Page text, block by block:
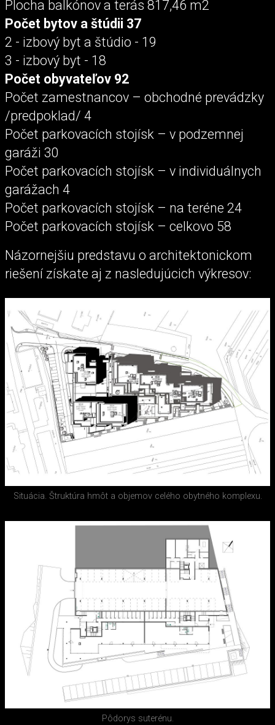
Plocha balkónov a terás 817,46 m2
Počet bytov a štúdii 37
2 - izbový byt a štúdio - 19
3 - izbový byt - 18
Počet obyvateľov 92
Počet zamestnancov – obchodné prevádzky
/predpoklad/ 4
Počet parkovacích stojísk – v podzemnej
garáži 30
Počet parkovacích stojísk – v individuálnych
garážach 4
Počet parkovacích stojísk – na teréne 24
Počet parkovacích stojísk – celkovo 58
Názornejšiu predstavu o architektonickom
riešení získate aj z nasledujúcich výkresov:
Situácia. Štruktúra hmôt a objemov celého obytného komplexu.
Pôdorys suterénu.